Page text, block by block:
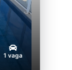
1 vaga